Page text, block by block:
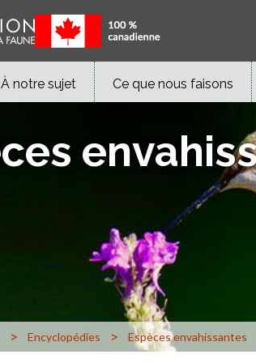
À notre sujet Ce que nous faisons
> Encyclopédies > Espèces envahissantes